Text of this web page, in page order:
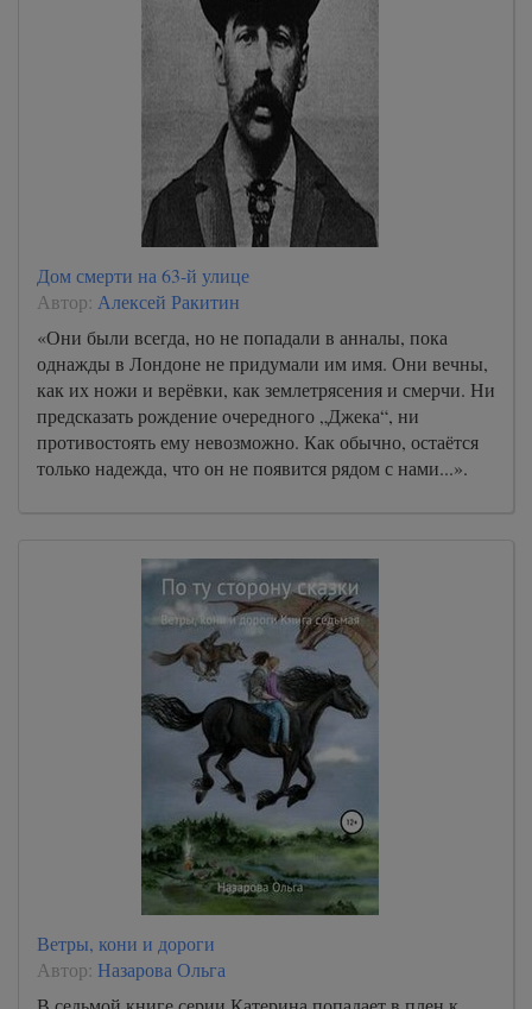
Дом смерти на 63-й улице
Автор: Алексей Ракитин
«Они были всегда, но не попадали в анналы, пока
однажды в Лондоне не придумали им имя. Они вечны,
как их ножи и верёвки, как землетрясения и смерчи. Ни
предсказать рождение очередного „Джека“, ни
противостоять ему невозможно. Как обычно, остаётся
только надежда, что он не появится рядом с нами...».
Ветры, кони и дороги
Автор: Назарова Ольга